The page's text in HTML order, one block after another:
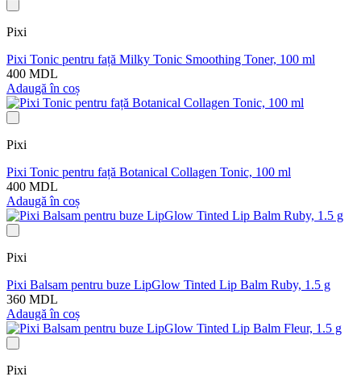
Pixi
Pixi Tonic pentru față Milky Tonic Smoothing Toner, 100 ml
400 MDL
Adaugă în coș
Pixi
Pixi Tonic pentru față Botanical Collagen Tonic, 100 ml
400 MDL
Adaugă în coș
Pixi
Pixi Balsam pentru buze LipGlow Tinted Lip Balm Ruby, 1.5 g
360 MDL
Adaugă în coș
Pixi